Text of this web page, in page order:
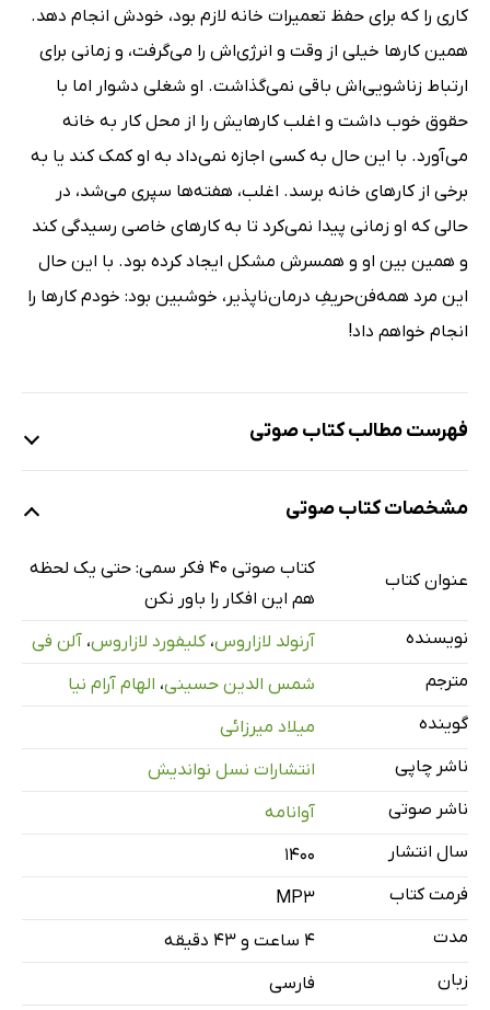
کاری را که برای حفظ تعمیرات خانه لازم بود، خودش انجام دهد.
همین کارها خیلی از وقت و انرژی‌اش را می‌گرفت، و زمانی برای
ارتباط زناشویی‌‌اش باقی نمی‌گذاشت. او شغلی دشوار اما با
حقوق خوب داشت و اغلب کارهایش را از محل کار به خانه
می‌آورد. با این حال به کسی اجازه نمی‌داد به او کمک کند یا به
برخی از کارهای خانه برسد. اغلب، هفته‌ها سپری می‌شد، در
حالی که او زمانی پیدا نمی‌کرد تا به کارهای خاصی رسیدگی کند
و همین بین او و همسرش مشکل ایجاد کرده بود. با این حال
این مرد همه‌فن‌حریفِ درمان‌‌ناپذیر، خوشبین بود: خودم کارها را
انجام خواهم داد!
فهرست مطالب کتاب صوتی
نمونه
21 دقیقه
قسمت هفتم
قسمت هشتم
قسمت نهم
قسمت دهم
مشخصات کتاب صوتی
عنوان کتاب
کتاب صوتی 40 فکر سمی: حتی یک لحظه
هم این افکار را باور نکن
نویسنده
آرنولد لازاروس،کلیفورد لازاروس، آلن فی
مترجم
شمس الدین حسینی، الهام آرام نیا
گوینده
میلاد میرزائی
ناشر چاپی
انتشارات نسل نواندیش
ناشر صوتی
آوانامه
سال انتشار
۱۴۰۰
فرمت کتاب
MP3
مدت
۴ ساعت و ۴۳ دقیقه
زبان
فارسی